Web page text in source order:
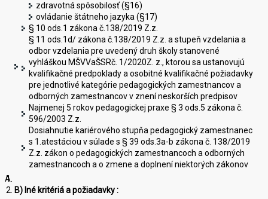
zdravotná spôsobilosť (§16)
ovládanie štátneho jazyka (§17)
§ 10 ods.1 zákona č.138/2019 Z.z.
§ 11 ods.1d/ zákona č.138/2019 Z.z. a stupeň vzdelania a
odbor vzdelania pre uvedený druh školy stanovené
vyhláškou MŠVVaŠSRč. 1/2020Z. z., ktorou sa ustanovujú
kvalifikačné predpoklady a osobitné kvalifikačné požiadavky
pre jednotlivé kategórie pedagogických zamestnancov a
odborných zamestnancov v znení neskorších predpisov
Najmenej 5 rokov pedagogickej praxe § 3 ods.5 zákona č.
596/2003 Z.z.
Dosiahnutie kariérového stupňa pedagogický zamestnanec
s 1.atestáciou v súlade s § 39 ods.3a-b zákona č. 138/2019
Z.z. zákon o pedagogických zamestnancoch a odborných
zamestnancoch a o zmene a doplnení niektorých zákonov
B) Iné kritériá a požiadavky :